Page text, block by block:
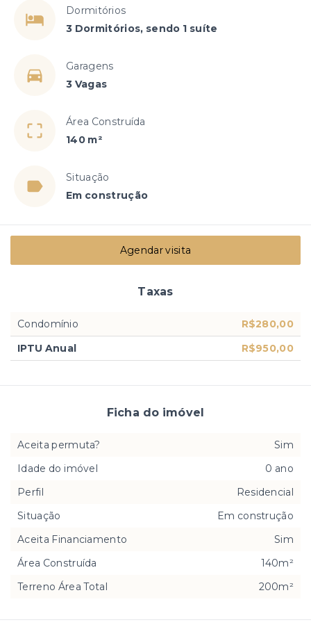
Dormitórios
3 Dormitórios, sendo 1 suíte
Garagens
3 Vagas
Área Construída
140 m²
Situação
Em construção
Agendar visita
Taxas
Condomínio
R$280,00
IPTU Anual
R$950,00
Ficha do imóvel
Aceita permuta?
Sim
Idade do imóvel
0 ano
Perfil
Residencial
Situação
Em construção
Aceita Financiamento
Sim
Área Construída
140m²
Terreno Área Total
200m²